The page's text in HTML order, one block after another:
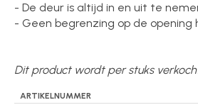
- De deur is altijd in en uit te
- Geen begrenzing op de opening
Dit product wordt per stuks
ARTIKELNUMMER